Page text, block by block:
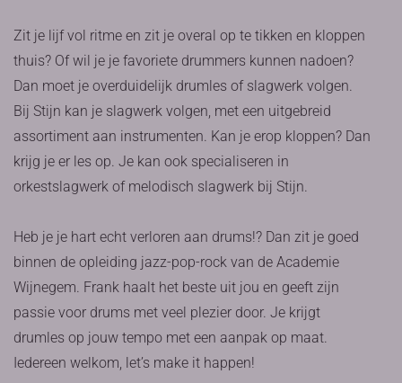
Zit je lijf vol ritme en zit je overal op te tikken en kloppen
thuis? Of wil je je favoriete drummers kunnen nadoen?
Dan moet je overduidelijk drumles of slagwerk volgen.
Bij Stijn kan je slagwerk volgen, met een uitgebreid
assortiment aan instrumenten. Kan je erop kloppen? Dan
krijg je er les op. Je kan ook specialiseren in
orkestslagwerk of melodisch slagwerk bij Stijn.
Heb je je hart echt verloren aan drums!? Dan zit je goed
binnen de opleiding jazz-pop-rock van de Academie
Wijnegem. Frank haalt het beste uit jou en geeft zijn
passie voor drums met veel plezier door. Je krijgt
drumles op jouw tempo met een aanpak op maat.
Iedereen welkom, let’s make it happen!